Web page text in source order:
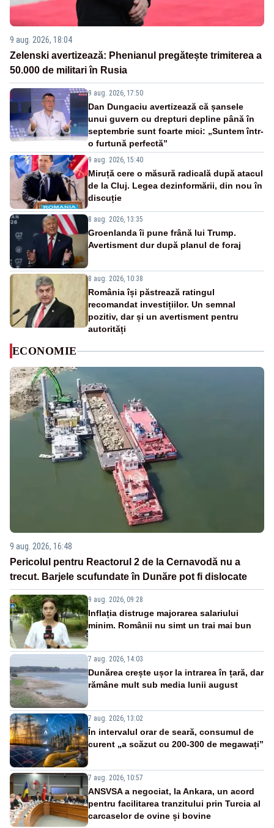
9 aug. 2026, 18:04
Zelenski avertizează: Phenianul pregătește trimiterea a
50.000 de militari în Rusia
9 aug. 2026, 17:50
Dan Dungaciu avertizează că șansele
unui guvern cu drepturi depline până în
septembrie sunt foarte mici: „Suntem într-
o furtună perfectă”
9 aug. 2026, 15:40
Miruță cere o măsură radicală după atacul
de la Cluj. Legea dezinformării, din nou în
discuție
8 aug. 2026, 13:35
Groenlanda îi pune frână lui Trump.
Avertisment dur după planul de foraj
8 aug. 2026, 10:38
România își păstrează ratingul
recomandat investițiilor. Un semnal
pozitiv, dar și un avertisment pentru
autorități
ECONOMIE
9 aug. 2026, 16:48
Pericolul pentru Reactorul 2 de la Cernavodă nu a
trecut. Barjele scufundate în Dunăre pot fi dislocate
9 aug. 2026, 09:28
Inflația distruge majorarea salariului
minim. Românii nu simt un trai mai bun
7 aug. 2026, 14:03
Dunărea crește ușor la intrarea în țară, dar
rămâne mult sub media lunii august
7 aug. 2026, 13:02
În intervalul orar de seară, consumul de
curent „a scăzut cu 200-300 de megawați”
7 aug. 2026, 10:57
ANSVSA a negociat, la Ankara, un acord
pentru facilitarea tranzitului prin Turcia al
carcaselor de ovine și bovine